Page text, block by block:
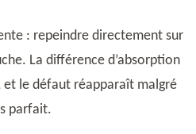
: repeindre directement sur
La différence d’absorption
et le défaut réapparaît malgré
parfait.